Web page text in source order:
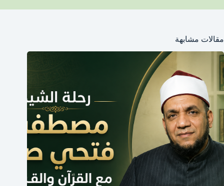
مقالات مشابهة